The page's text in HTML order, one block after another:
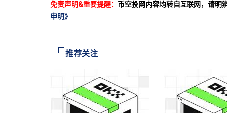
免责声明&重要提醒： 币空投网内容均转自互联网，请明
申明》
推荐关注